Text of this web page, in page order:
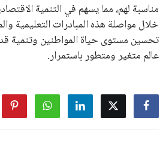
على الرغم من هذه الانتقادات، تشير
يمتلك فرصًا كبيرة للفوز بولاية
منافس قوي يتمتع بإجماع داخل الأسرة
من فرص استمراره في قيادة “فيفا” حتى عام